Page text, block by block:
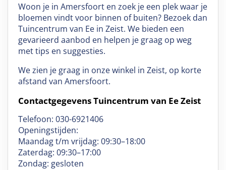
Woon je in Amersfoort en zoek je een plek waar je
bloemen vindt voor binnen of buiten? Bezoek dan
Tuincentrum van Ee in Zeist. We bieden een
gevarieerd aanbod en helpen je graag op weg
met tips en suggesties.
We zien je graag in onze winkel in Zeist, op korte
afstand van Amersfoort.
Contactgegevens Tuincentrum van Ee Zeist
Telefoon: 030-6921406
Openingstijden:
Maandag t/m vrijdag: 09:30–18:00
Zaterdag: 09:30–17:00
Zondag: gesloten